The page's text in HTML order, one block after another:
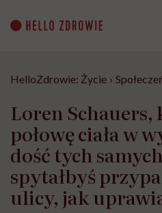
content
HelloZdrowie: Życie ›
Loren
połowę ciała w
dość tych
spytałbyś
ulicy, jak